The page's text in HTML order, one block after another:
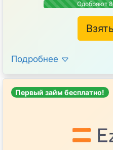
Одобряют
Подробнее
Первый займ бесплатно!